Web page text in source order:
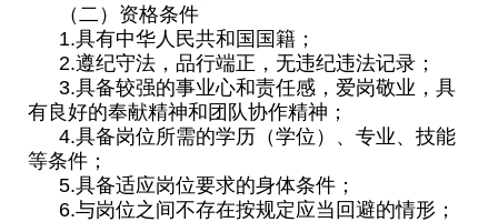
（二）资格条件
1.具有中华人民共和国国籍；
2.遵纪守法，品行端正，无违纪违法记录；
3.具备较强的事业心和责任感，爱岗敬业，具
有良好的奉献精神和团队协作精神；
4.具备岗位所需的学历（学位）、专业、技能
等条件；
5.具备适应岗位要求的身体条件；
6.与岗位之间不存在按规定应当回避的情形；